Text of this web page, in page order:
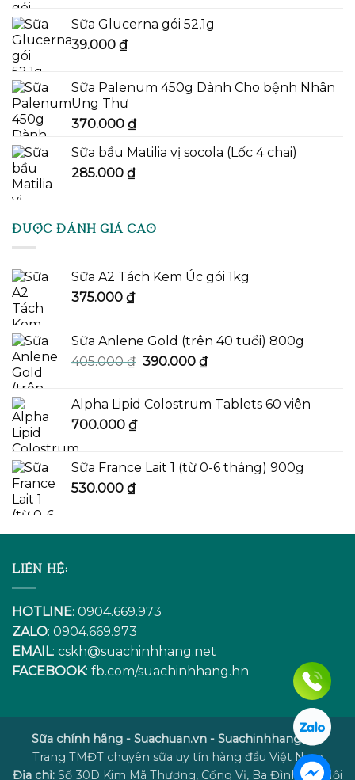
43.000 ₫.là:
Sữa Glucerna gói 52,1g
39.000 ₫
Sữa Palenum 450g Dành Cho bệnh Nhân
Ung Thư
370.000 ₫
Sữa bầu Matilia vị socola (Lốc 4 chai)
285.000 ₫
ĐƯỢC ĐÁNH GIÁ CAO
Sữa A2 Tách Kem Úc gói 1kg
375.000 ₫
Sữa Anlene Gold (trên 40 tuổi) 800g
405.000₫ Giá
405.000 ₫.
390.000 ₫Giá
là:
Alpha Lipid Colostrum Tablets 60 viên
700.000 ₫
Sữa France Lait 1 (từ 0-6 tháng) 900g
530.000 ₫
LIÊN HỆ:
HOTLINE: 0904.669.973
ZALO: 0904.669.973
EMAIL: cskh@suachinhhang.net
FACEBOOK: fb.com/suachinhhang.hn
Sữa chính hãng - Suachuan.vn - Suachinhhang.net
Trang TMĐT chuyên sữa uy tín hàng đầu Việt Nam
Địa chỉ: Số 30D Kim Mã Thượng, Cống Vị, Ba Đình, Hà Nội